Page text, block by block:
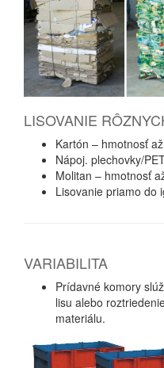
LISOVANIE
Kartón – hmotnosť
Nápoj. plechovky/
Molitan – hmotnosť
Lisovanie priamo do
VARIABILITA
Prídavné komory
lisu alebo
materiálu.